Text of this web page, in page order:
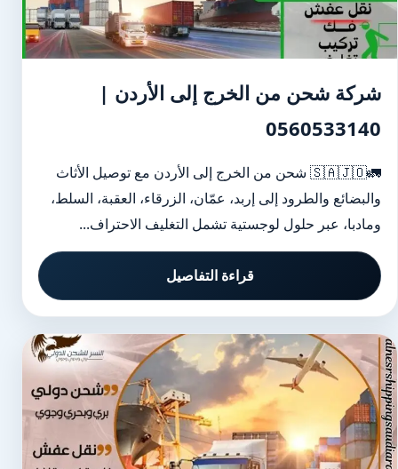
شركة شحن من الخرج إلى الأردن |
0560533140
🚛🇸🇦🇯🇴 شحن من الخرج إلى الأردن مع توصيل الأثاث
والبضائع والطرود إلى إربد، عمّان، الزرقاء، العقبة، السلط،
ومادبا، عبر حلول لوجستية تشمل التغليف الاحتراف...
قراءة التفاصيل